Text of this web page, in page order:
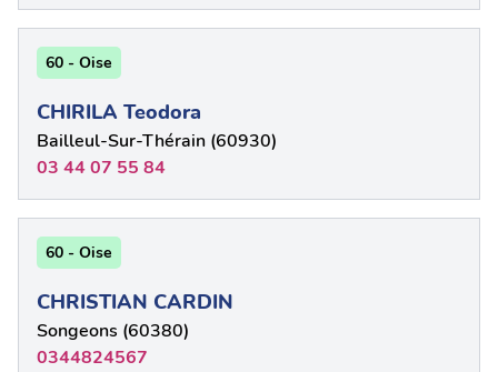
60 - Oise
CHIRILA Teodora
Bailleul-Sur-Thérain (60930)
03 44 07 55 84
60 - Oise
CHRISTIAN CARDIN
Songeons (60380)
0344824567